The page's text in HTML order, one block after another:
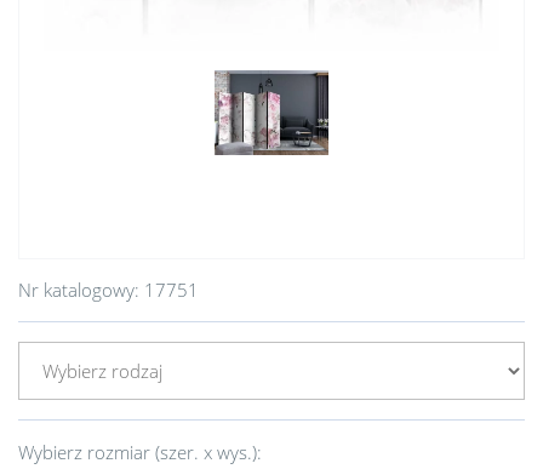
Nr katalogowy: 17751
Wybierz rozmiar (szer. x wys.):